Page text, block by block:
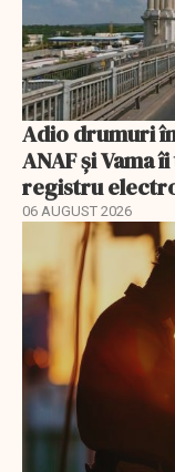
Adio drumuri
ANAF și
registru
06 AUGUST 2026